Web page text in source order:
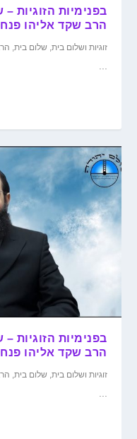
הרב שקד אליהו
זוגיות ושלום בית ,שלום בית
הרב שקד אליהו
זוגיות ושלום בית ,שלום בית